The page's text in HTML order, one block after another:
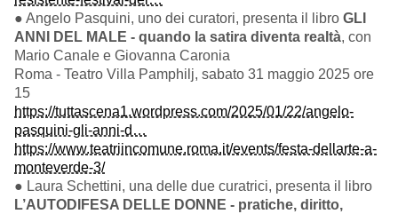
● Angelo Pasquini, uno dei curatori, presenta il libro GLI
ANNI DEL MALE - quando la satira diventa realtà, con
Mario Canale e Giovanna Caronia
Roma - Teatro Villa Pamphilj, sabato 31 maggio 2025 ore
15
https://tuttascena1.wordpress.com/2025/01/22/angelo-
pasquini-gli-anni-d…
https://www.teatriincomune.roma.it/events/festa-dellarte-a-
monteverde-3/
● Laura Schettini, una delle due curatrici, presenta il libro
L’AUTODIFESA DELLE DONNE - pratiche, diritto,